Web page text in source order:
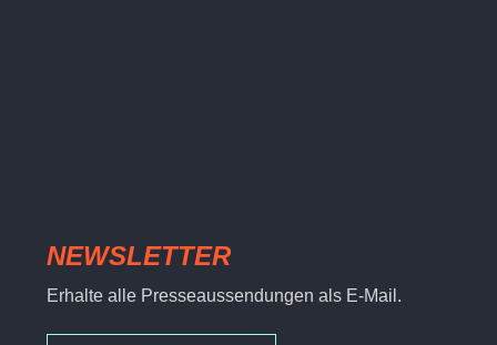
NEWSLETTER
Erhalte alle Presseaussendungen als E-Mail.